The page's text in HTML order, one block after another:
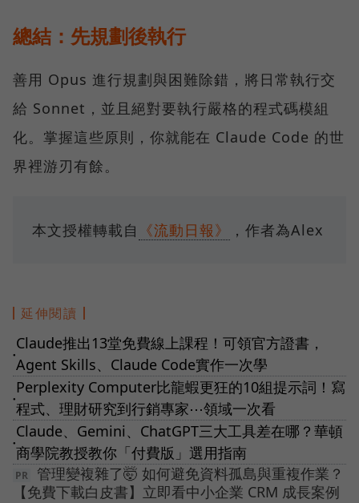
總結：先規劃後執行
善用 Opus 進行規劃與困難除錯，將日常執行交
給 Sonnet，並且絕對要執行嚴格的程式碼模組
化。掌握這些原則，你就能在 Claude Code 的世
界裡游刃有餘。
本文授權轉載自 《流動日報》 ，作者為Alex
延伸閱讀
●
Claude推出13堂免費線上課程！可領官方證書，
Agent Skills、Claude Code實作一次學
●
Perplexity Computer比龍蝦更狂的10組提示詞！寫
程式、理財研究到行銷專家⋯領域一次看
●
Claude、Gemini、ChatGPT三大工具差在哪？華頓
商學院教授教你「付費版」選用指南
管理變複雜了🤯 如何避免資料孤島與重複作業？
【免費下載白皮書】立即看中小企業 CRM 成長案例